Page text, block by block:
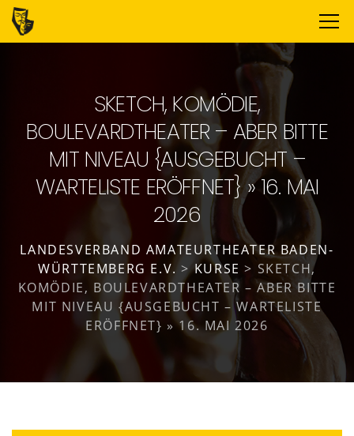
SKETCH, KOMÖDIE,
BOULEVARDTHEATER – ABER BITTE
MIT NIVEAU {AUSGEBUCHT –
WARTELISTE ERÖFFNET} » 16. MAI
2026
LANDESVERBAND AMATEURTHEATER BADEN-
WÜRTTEMBERG E.V. >KURSE > SKETCH,
KOMÖDIE, BOULEVARDTHEATER – ABER BITTE
MIT NIVEAU {AUSGEBUCHT – WARTELISTE
ERÖFFNET} » 16. MAI 2026